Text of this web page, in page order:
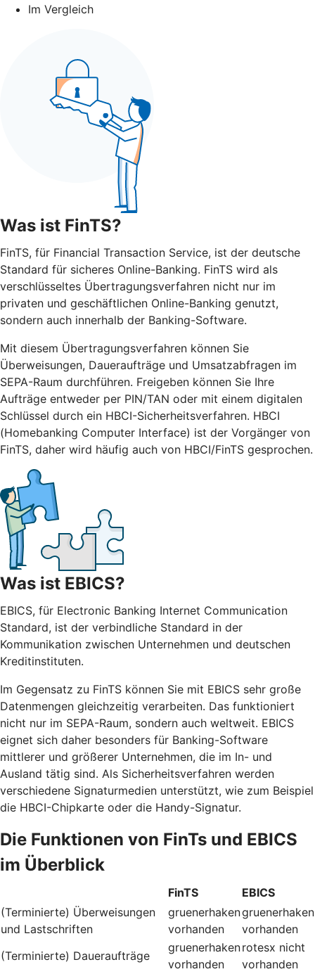
Im Vergleich
Was ist FinTS?
FinTS, für Financial Transaction Service, ist der deutsche
Standard für sicheres Online-Banking. FinTS wird als
verschlüsseltes Übertragungsverfahren nicht nur im
privaten und geschäftlichen Online-Banking genutzt,
sondern auch innerhalb der Banking-Software.
Mit diesem Übertragungsverfahren können Sie
Überweisungen, Daueraufträge und Umsatzabfragen im
SEPA-Raum durchführen. Freigeben können Sie Ihre
Aufträge entweder per PIN/TAN oder mit einem digitalen
Schlüssel durch ein HBCI-Sicherheitsverfahren. HBCI
(Homebanking Computer Interface) ist der Vorgänger von
FinTS, daher wird häufig auch von HBCI/FinTS gesprochen.
Was ist EBICS?
EBICS, für Electronic Banking Internet Communication
Standard, ist der verbindliche Standard in der
Kommunikation zwischen Unternehmen und deutschen
Kreditinstituten.
Im Gegensatz zu FinTS können Sie mit EBICS sehr große
Datenmengen gleichzeitig verarbeiten. Das funktioniert
nicht nur im SEPA-Raum, sondern auch weltweit. EBICS
eignet sich daher besonders für Banking-Software
mittlerer und größerer Unternehmen, die im In- und
Ausland tätig sind. Als Sicherheitsverfahren werden
verschiedene Signaturmedien unterstützt, wie zum Beispiel
die HBCI-Chipkarte oder die Handy-Signatur.
Die Funktionen von FinTs und EBICS
im Überblick
FinTS
EBICS
(Terminierte) Überweisungen
und Lastschriften
gruenerhaken
vorhanden
gruenerhaken
vorhanden
(Terminierte) Daueraufträge
gruenerhaken
vorhanden
rotesx nicht
vorhanden